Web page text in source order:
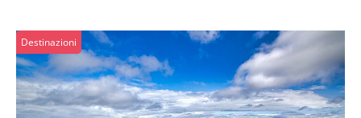
Destinazioni